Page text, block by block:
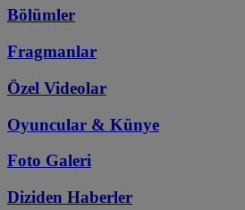
Bölümler
Fragmanlar
Özel Videolar
Oyuncular & Künye
Foto Galeri
Diziden Haberler